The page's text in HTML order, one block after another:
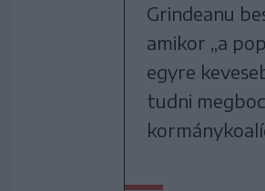
Grindeanu
amikor „a
egyre
tudni